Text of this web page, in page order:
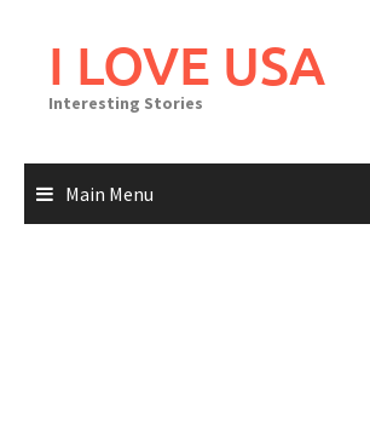
I LOVE USA
Interesting Stories
Main Menu